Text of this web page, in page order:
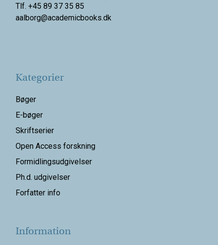
Tlf. +45 89 37 35 85
aalborg@academicbooks.dk
Kategorier
Bøger
E-bøger
Skriftserier
Open Access forskning
Formidlingsudgivelser
Ph.d. udgivelser
Forfatter info
Information